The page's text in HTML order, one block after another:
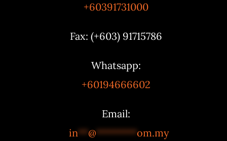
+60391731000
Fax: (+603) 91715786
Whatsapp:
+60194666602
Email:
in**@********om.my